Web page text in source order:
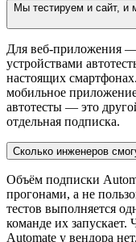
Мы тестируем и сайт, и
Для веб-приложения
устройствами
настоящих
мобильное
автотесты — это
отдельная подписка.
Сколько инженеров
Объём подписки
прогонами, а не
тестов выполняется
команде их запускает.
Automate у вендора нет.